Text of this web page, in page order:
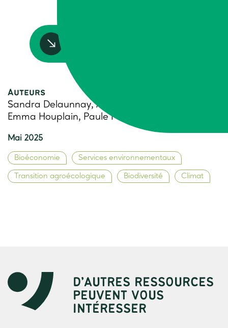
Auteurs
Sandra Delaunnay, Anne-Gaëlle Cabelguen,
Emma Houplain, Paule Pointereau
Mai 2025
Bioéconomie Services environnementaux
Transition agroécologique Biodiversité Climat
D’AUTRES RESSOURCES
PEUVENT VOUS
INTÉRESSER